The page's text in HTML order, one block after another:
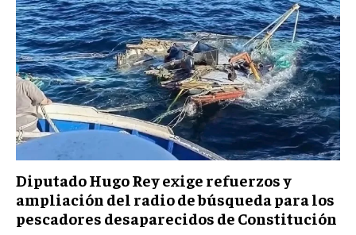
Diputado Hugo Rey exige refuerzos y
ampliación del radio de búsqueda para los
pescadores desaparecidos de Constitución